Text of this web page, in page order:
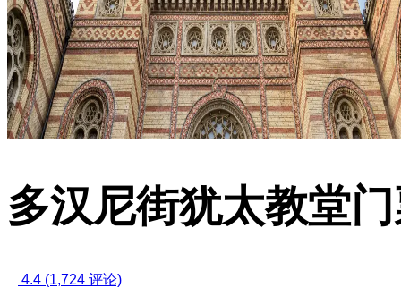
多汉尼街犹太教堂
4.4 (1,724 评论)